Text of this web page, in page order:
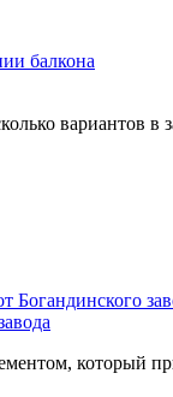
балкона
вариантов
Богандинского
который